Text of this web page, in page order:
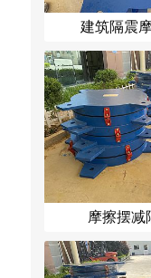
建筑隔震
摩擦摆减